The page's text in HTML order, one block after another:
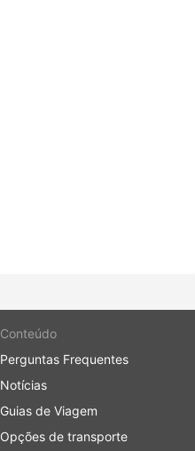
Conteúdo
Perguntas Frequentes
Notícias
Guias de Viagem
Opções de transporte